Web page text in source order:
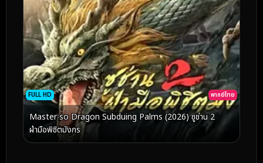
FULL HD พากย์ไทย
Master so Dragon Subduing Palms (2026) ซูช่าน 2
ฝ่ามือพิชิตมังกร